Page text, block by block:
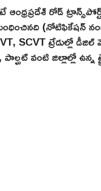
రోడ్
(నోటిఫికేషన్
SCVT ట్రేడుల్లో
వంటి జిల్లాల్లో